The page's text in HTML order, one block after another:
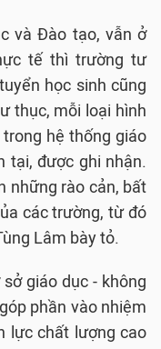
và Đào tạo, vẫn ở
tế thì trường tư
học sinh cũng
thục, mỗi loại hình
hệ thống giáo
tại, được ghi nhận.
những rào cản, bất
các trường, từ đó
Lâm bày tỏ.
giáo dục - không
phần vào nhiệm
lực chất lượng cao